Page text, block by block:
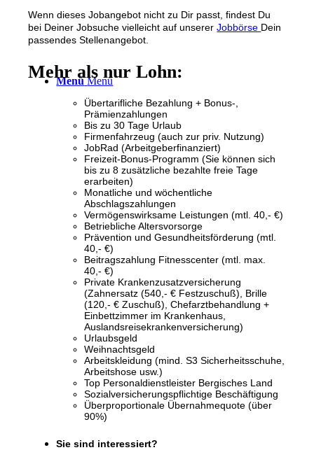
Menü Menü
Wenn dieses Jobangebot nicht zu Dir passt, findest Du
bei Deiner Jobsuche vielleicht auf unsererJobbörse Dein
passendes Stellenangebot.
Mehr als nur Lohn:
Übertarifliche Bezahlung + Bonus-,
Prämienzahlungen
Bis zu 30 Tage Urlaub
Firmenfahrzeug (auch zur priv. Nutzung)
JobRad (Arbeitgeberfinanziert)
Freizeit-Bonus-Programm (Sie können sich
bis zu 8 zusätzliche bezahlte freie Tage
erarbeiten)
Monatliche und wöchentliche
Abschlagszahlungen
Vermögenswirksame Leistungen (mtl. 40,- €)
Betriebliche Altersvorsorge
Prävention und Gesundheitsförderung (mtl.
40,- €)
Beitragszahlung Fitnesscenter (mtl. max.
40,- €)
Private Krankenzusatzversicherung
(Zahnersatz (540,- € Festzuschuß), Brille
(120,- € Zuschuß), Chefarztbehandlung +
Einbettzimmer im Krankenhaus,
Auslandsreisekrankenversicherung)
Urlaubsgeld
Weihnachtsgeld
Arbeitskleidung (mind. S3 Sicherheitsschuhe,
Arbeitshose usw.)
Top Personaldienstleister Bergisches Land
Sozialversicherungspflichtige Beschäftigung
Überproportionale Übernahmequote (über
90%)
Sie sind interessiert?